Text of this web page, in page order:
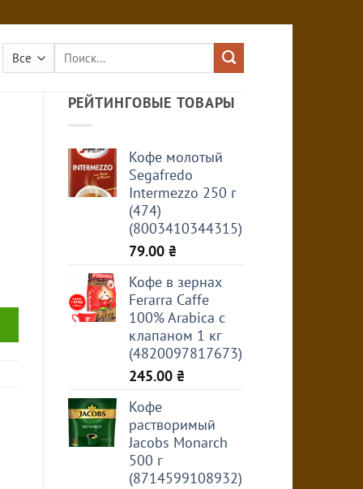
Искать:
РЕЙТИНГОВЫЕ ТОВАРЫ
Кофе молотый
Segafredo
Intermezzo 250 г
(474)
(8003410344315)
79.00 ₴
Кофе в зернах
Ferarra Caffe
100% Arabica с
клапаном 1 кг
(4820097817673)
245.00 ₴
Кофе
растворимый
Jacobs Monarch
500 г
(8714599108932)